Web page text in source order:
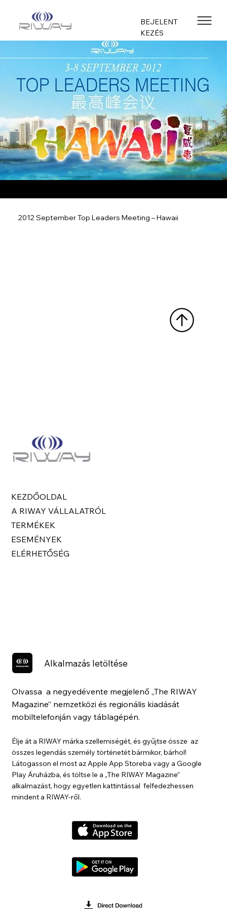
BEJELENT
KEZÉS
2012 September Top Leaders Meeting – Hawaii
KEZDŐOLDAL
A RIWAY VÁLLALATRÓL
TERMÉKEK
ESEMÉNYEK
ELÉRHETŐSÉG
Alkalmazás letöltése
Olvassa a negyedévente megjelenő „The RIWAY
Magazine” nemzetközi és regionális kiadását
mobiltelefonján vagy táblagépén.
Élje át a RIWAY márka szellemiségét, és gyűjtse össze az
összes legendás személy történetét bármikor, bárhol!
Látogasson el most az Apple App Storeba vagy a Google
Play Áruházba, és töltse le a „The RIWAY Magazine”
alkalmazást, hogy egyetlen kattintással felfedezhessen
mindent a RIWAY-ről.